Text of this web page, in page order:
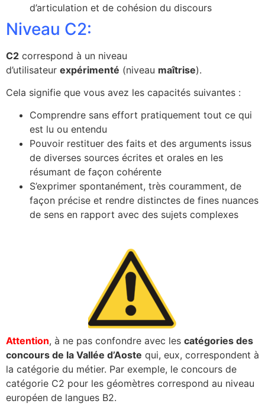
d’articulation et de cohésion du discours
Niveau C2:
C2 correspond à un niveau
d’utilisateur expérimenté (niveau maîtrise).
Cela signifie que vous avez les capacités suivantes :
Comprendre sans effort pratiquement tout ce qui
est lu ou entendu
Pouvoir restituer des faits et des arguments issus
de diverses sources écrites et orales en les
résumant de façon cohérente
S’exprimer spontanément, très couramment, de
façon précise et rendre distinctes de fines nuances
de sens en rapport avec des sujets complexes
Attention, à ne pas confondre avec les catégories des
concours de la Vallée d’Aoste qui, eux, correspondent à
la catégorie du métier. Par exemple, le concours de
catégorie C2 pour les géomètres correspond au niveau
européen de langues B2.